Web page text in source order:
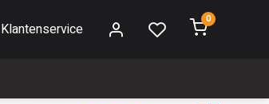
Klantenservice
0